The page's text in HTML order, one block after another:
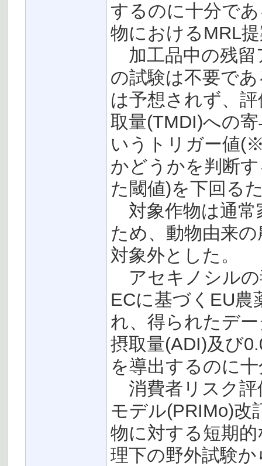
するのに十分で
物におけるMRL
加工品中の残留
の試験は不要で
は予想されず、
取量(TMDI)への
いうトリガー値
かどうかを判断
た閾値)を下回る
対象作物は通常
ため、動物由来
対象外とした。
アセキノシルの
ECに基づくEU農
れ、得られたデ
摂取量(ADI)及び
を導出するのに
消費者リスク評
モデル(PRIMo)改
物に対する短期
理下の野外試験